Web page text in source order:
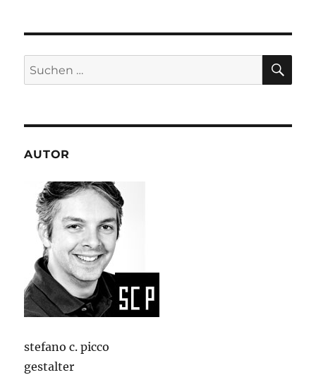
Suchen
nach:
AUTOR
stefano c. picco
gestalter